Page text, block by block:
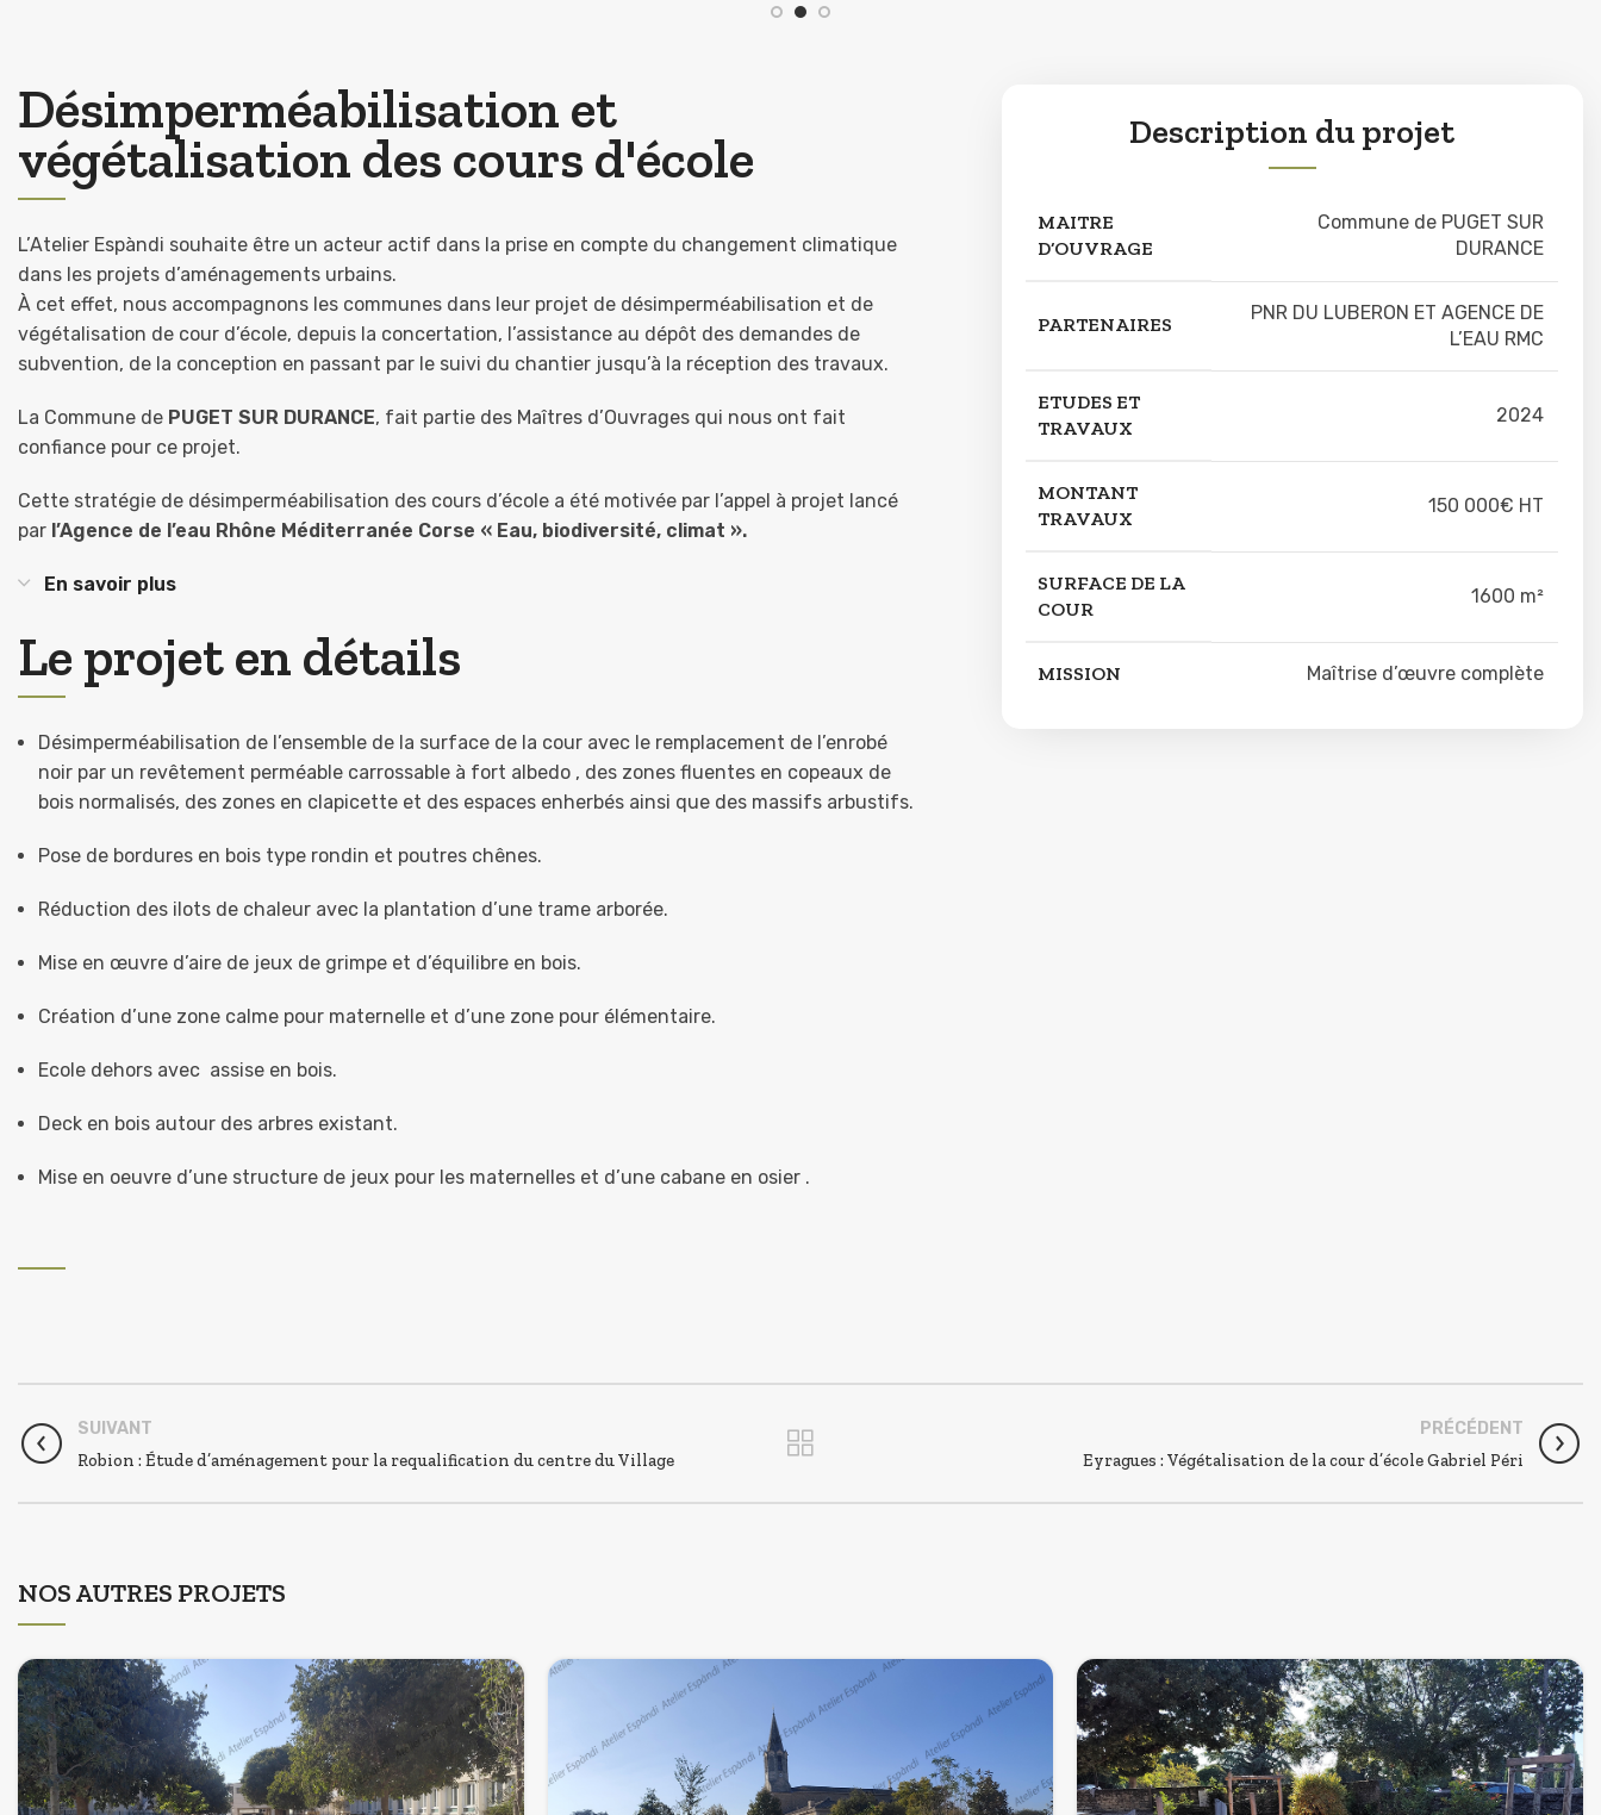
Désimperméabilisation et
végétalisation des cours d'école
L’Atelier Espàndi souhaite être un acteur actif dans la prise en compte du changement climatique
dans les projets d’aménagements urbains.
À cet effet, nous accompagnons les communes dans leur projet de désimperméabilisation et de
végétalisation de cour d’école, depuis la concertation, l’assistance au dépôt des demandes de
subvention, de la conception en passant par le suivi du chantier jusqu’à la réception des travaux.
La Commune de PUGET SUR DURANCE, fait partie des Maîtres d’Ouvrages qui nous ont fait
confiance pour ce projet.
Cette stratégie de désimperméabilisation des cours d’école a été motivée par l’appel à projet lancé
par l’Agence de l’eau Rhône Méditerranée Corse « Eau, biodiversité, climat ».
En savoir plus
Le projet en détails
Désimperméabilisation de l’ensemble de la surface de la cour avec le remplacement de l’enrobé
noir par un revêtement perméable carrossable à fort albedo , des zones fluentes en copeaux de
bois normalisés, des zones en clapicette et des espaces enherbés ainsi que des massifs arbustifs.
Pose de bordures en bois type rondin et poutres chênes.
Réduction des ilots de chaleur avec la plantation d’une trame arborée.
Mise en œuvre d’aire de jeux de grimpe et d’équilibre en bois.
Création d’une zone calme pour maternelle et d’une zone pour élémentaire.
Ecole dehors avec assise en bois.
Deck en bois autour des arbres existant.
Mise en oeuvre d’une structure de jeux pour les maternelles et d’une cabane en osier .
Description du projet
MAITRE
D’OUVRAGE
Commune de PUGET SUR
DURANCE
PARTENAIRES
PNR DU LUBERON ET AGENCE DE
L’EAU RMC
ETUDES ET
TRAVAUX
2024
MONTANT
TRAVAUX
150 000€ HT
SURFACE DE LA
COUR
1600 m²
MISSION Maîtrise d’œuvre complète
SUIVANT
Robion : Étude d’aménagement pour la requalification du centre du Village
PRÉCÉDENT
Eyragues : Végétalisation de la cour d’école Gabriel Péri
NOS AUTRES PROJETS